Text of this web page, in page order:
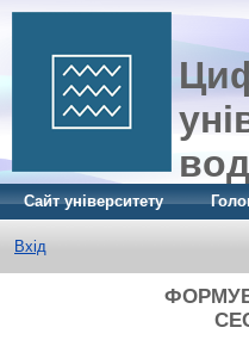
Сайт університету
Вхід